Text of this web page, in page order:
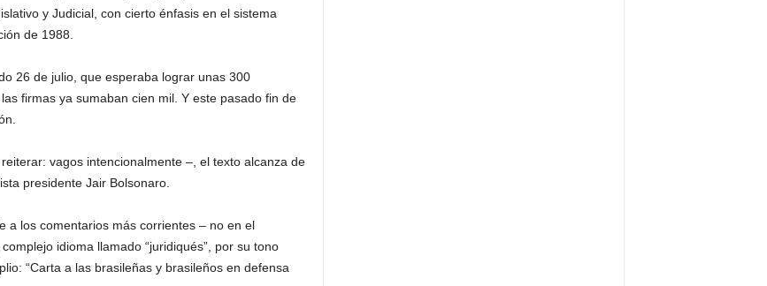
y Judicial, con cierto énfasis en el sistema
de 1988.
26 de julio, que esperaba lograr unas 300
firmas ya sumaban cien mil. Y este pasado fin de
vagos intencionalmente –, el texto alcanza de
presidente Jair Bolsonaro.
a los comentarios más corrientes – no en el
idioma llamado “juridiqués”, por su tono
“Carta a las brasileñas y brasileños en defensa